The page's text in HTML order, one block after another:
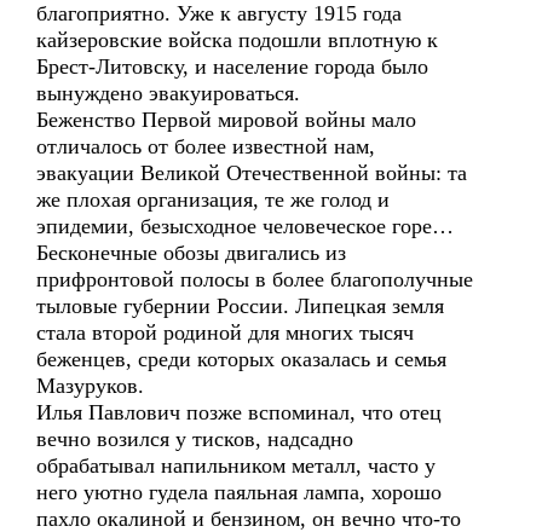
благоприятно. Уже к августу 1915 года
кайзеровские войска подошли вплотную к
Брест-Литовску, и население города было
вынуждено эвакуироваться.
Беженство Первой мировой войны мало
отличалось от более известной нам,
эвакуации Великой Отечественной войны: та
же плохая организация, те же голод и
эпидемии, безысходное человеческое горе…
Бесконечные обозы двигались из
прифронтовой полосы в более благополучные
тыловые губернии России. Липецкая земля
стала второй родиной для многих тысяч
беженцев, среди которых оказалась и семья
Мазуруков.
Илья Павлович позже вспоминал, что отец
вечно возился у тисков, надсадно
обрабатывал напильником металл, часто у
него уютно гудела паяльная лампа, хорошо
пахло окалиной и бензином, он вечно что-то